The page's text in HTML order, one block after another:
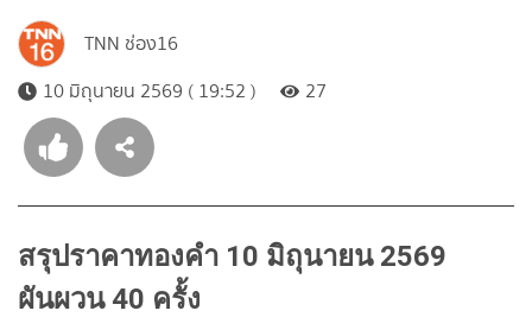
TNN ช่อง16
10 มิถุนายน 2569 ( 19:52 )
27
สรุปราคาทองคำ 10 มิถุนายน 2569
ผันผวน 40 ครั้ง